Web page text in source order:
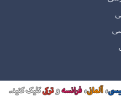
بهبود فضای یادگیری و دسترسی